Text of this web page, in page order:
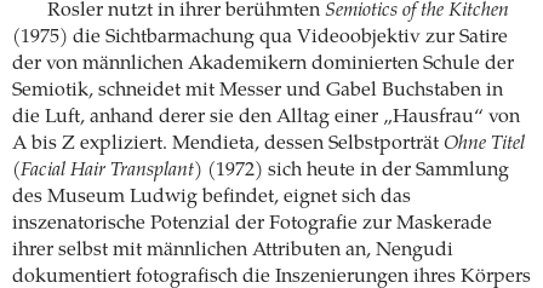
Rosler nutzt in ihrer berühmten Semiotics of the Kitchen
(1975) die Sichtbarmachung qua Videoobjektiv zur Satire
der von männlichen Akademikern dominierten Schule der
Semiotik, schneidet mit Messer und Gabel Buchstaben in
die Luft, anhand derer sie den Alltag einer „Hausfrau“ von
A bis Z expliziert. Mendieta, dessen Selbstporträt Ohne Titel
(Facial Hair Transplant) (1972) sich heute in der Sammlung
des Museum Ludwig befindet, eignet sich das
inszenatorische Potenzial der Fotografie zur Maskerade
ihrer selbst mit männlichen Attributen an, Nengudi
dokumentiert fotografisch die Inszenierungen ihres Körpers